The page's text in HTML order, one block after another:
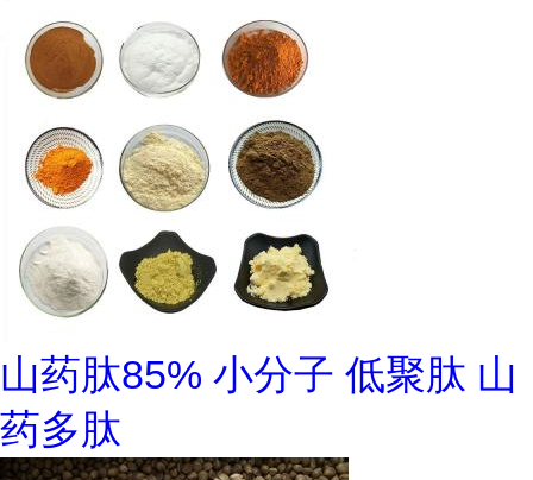
山药肽85% 小分子 低聚肽 山
药多肽